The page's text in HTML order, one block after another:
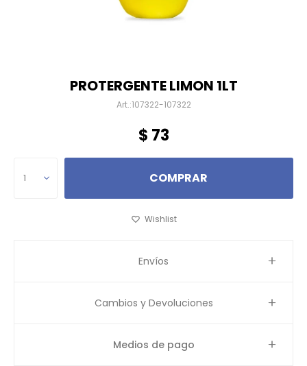
PROTERGENTE LIMON 1LT
107322-107322
$ 73
1 COMPRAR
Envíos
Cambios y Devoluciones
Medios de pago